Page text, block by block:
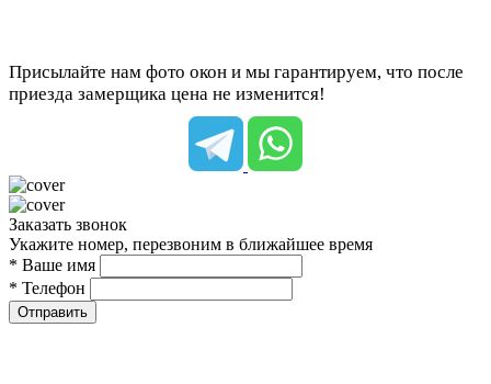
Присылайте нам фото окон и мы гарантируем, что после
приезда замерщика цена не изменится!
Заказать звонок
Укажите номер, перезвоним в ближайшее время
* Ваше имя
* Телефон
Отправить